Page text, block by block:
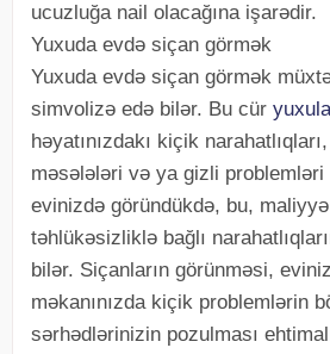
ucuzluğa nail olacağına işarədir.
Yuxuda evdə siçan görmək
Yuxuda evdə siçan görmək
simvolizə edə bilər. Bu cür
həyatınızdakı kiçik
məsələləri və ya gizli
evinizdə göründükdə, bu,
təhlükəsizliklə bağlı
bilər. Siçanların görünməsi,
məkanınızda kiçik problemlərin
sərhədlərinizin pozulması